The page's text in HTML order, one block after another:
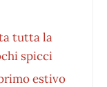
tutta la
spicci
estivo